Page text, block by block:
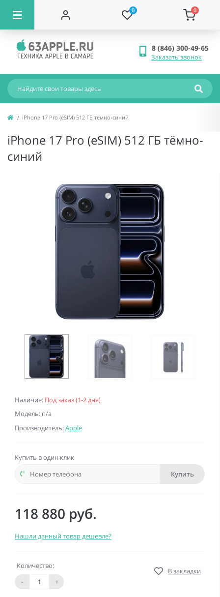
0 0
8 (846) 300-49-65
Заказать звонок
iPhone 17 Pro (eSIM) 512 ГБ тёмно-синий
iPhone 17 Pro (eSIM) 512 ГБ тёмно-
синий
Наличие: Под заказ (1-2 дня)
Модель: n/a
Производитель:Apple
Купить в один клик
Купить
118 880 руб.
Нашли данный товар дешевле?
Количество:
-
+
В закладки